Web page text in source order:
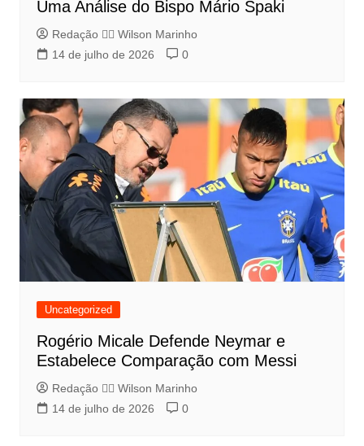
Uma Análise do Bispo Mário Spaki
Redação 👨‍⚖️​ Wilson Marinho
14 de julho de 2026
0
Uncategorized
Rogério Micale Defende Neymar e
Estabelece Comparação com Messi
Redação 👨‍⚖️​ Wilson Marinho
14 de julho de 2026
0